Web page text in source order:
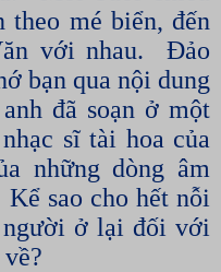
theo mé biển, đến
với nhau.
Đảo
bạn qua nội dung
đã soạn ở một
sĩ tài hoa của
những dòng âm
Kể sao cho hết nỗi
người ở lại đối với